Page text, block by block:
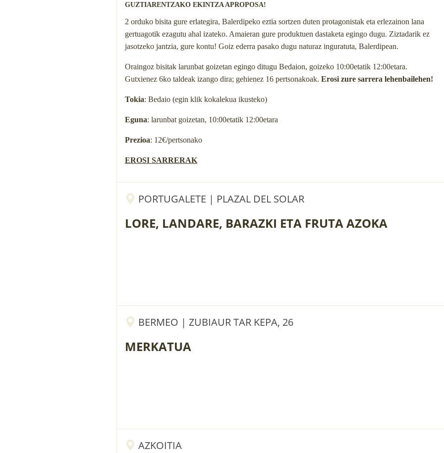
GUZTIARENTZAKO EKINTZA APROPOSA!
2 orduko bisita gure erlategira, Balerdipeko eztia sortzen duten protagonistak eta erlezainon lana
gertuagotik ezagutu ahal izateko. Amaieran gure produktuen dastaketa egingo dugu. Ziztadarik ez
jasotzeko jantzia, gure kontu! Goiz ederra pasako dugu naturaz inguratuta, Balerdipean.
Oraingoz bisitak larunbat goizetan egingo ditugu Bedaion, goizeko 10:00etatik 12:00etara.
Gutxienez 6ko taldeak izango dira; gehienez 16 pertsonakoak. Erosi zure sarrera lehenbailehen!
Tokia: Bedaio (egin klik kokalekua ikusteko)
Eguna: larunbat goizetan, 10:00etatik 12:00etara
Prezioa: 12€/pertsonako
EROSI SARRERAK
PORTUGALETE | PLAZAL DEL SOLAR
LORE, LANDARE, BARAZKI ETA FRUTA AZOKA
BERMEO | ZUBIAUR TAR KEPA, 26
MERKATUA
AZKOITIA